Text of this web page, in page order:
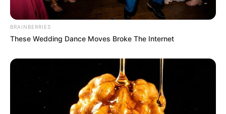
BRAINBERRIES
These Wedding Dance Moves Broke The Internet